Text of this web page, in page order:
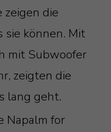
die
sie können. Mit
mit Subwoofer
zeigten die
lang geht.
Napalm for